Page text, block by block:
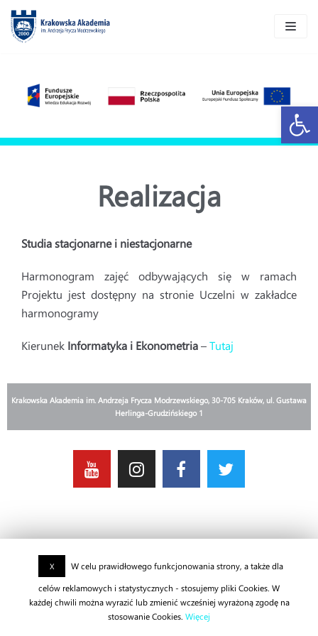
Skocz
do
Realizacja
Studia stacjonarne i niestacjonarne
Harmonogram zajęć odbywających się w ramach
Projektu jest dostępny na stronie Uczelni w zakładce
harmonogramy
Kierunek Informatyka i Ekonometria–Tutaj
Krakowska Akademia im. Andrzeja Frycza Modrzewskiego, 30-705 Kraków, ul. Gustawa
Herlinga-Grudzińskiego 1
X
W celu prawidłowego funkcjonowania strony, a także dla
celów reklamowych i statystycznych - stosujemy pliki Cookies. W
każdej chwili można wyrazić lub zmienić wcześniej wyrażoną zgodę na
stosowanie Cookies. Więcej